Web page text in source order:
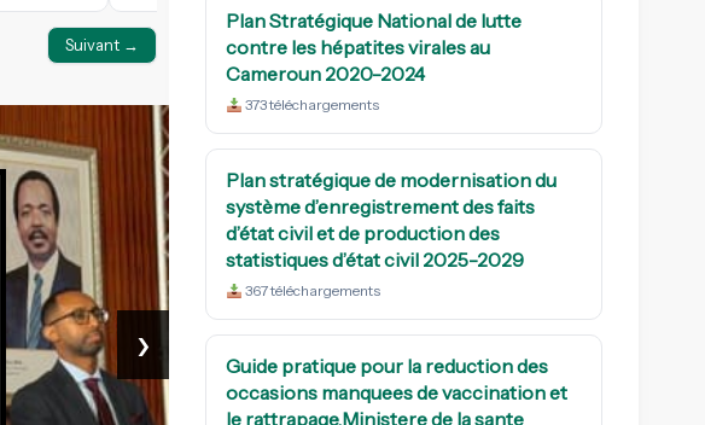
Suivant →
5ème Forum
des Urgences et
Monsieur le Ministre de la Santé
procédé ce mercredi 30 juillet
›
Plan Stratégique National de lutte
contre les hépatites virales au
Cameroun 2020-2024
373 téléchargements
Plan stratégique de modernisation du
système d’enregistrement des faits
d’état civil et de production des
statistiques d’état civil 2025-2029
367 téléchargements
Guide pratique pour la reduction des
occasions manquees de vaccination et
le rattrapage.Ministere de la sante